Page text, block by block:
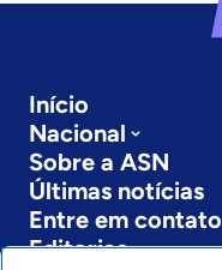
Início
Nacional
Sobre a ASN
Últimas notícias
Entre em contato
Editorias